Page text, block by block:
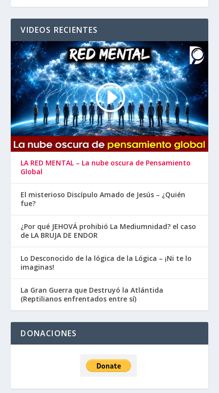
VIDEOS RECIENTES
LA RED MENTAL – La nube oscura de Pensamiento
Global
El misterioso Discípulo Amado de Jesús – ¿Quién
fue?
¿Por qué JEHOVÁ prohibió La Mediumnidad? el caso
de LA BRUJA DE ENDOR
Lo Desconocido de la lógica de la Lógica – ¡Ni te lo
imaginas!
La Gran Guerra que Destruyó la Atlántida
(Reptilianos enfrentados entre sí)
DONACIONES